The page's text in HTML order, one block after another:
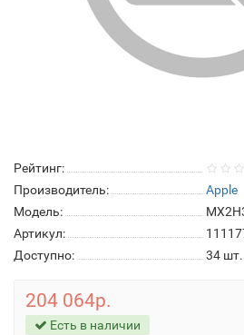
Рейтинг:
Производитель:
Apple
Модель:
Артикул:
Доступно:
34 шт.
204 064р.
Есть в наличии